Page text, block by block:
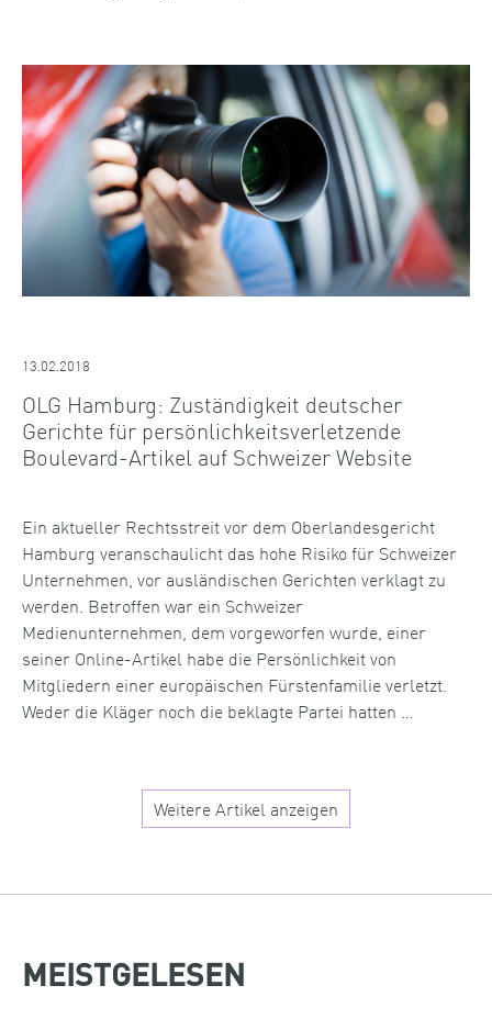
13.02.2018
OLG Hamburg: Zuständigkeit deutscher
Gerichte für persönlichkeitsverletzende
Boulevard-Artikel auf Schweizer Website
Ein aktueller Rechtsstreit vor dem Oberlandesgericht
Hamburg veranschaulicht das hohe Risiko für Schweizer
Unternehmen, vor ausländischen Gerichten verklagt zu
werden. Betroffen war ein Schweizer
Medienunternehmen, dem vorgeworfen wurde, einer
seiner Online-Artikel habe die Persönlichkeit von
Mitgliedern einer europäischen Fürstenfamilie verletzt.
Weder die Kläger noch die beklagte Partei hatten …
Weitere Artikel anzeigen
MEISTGELESEN